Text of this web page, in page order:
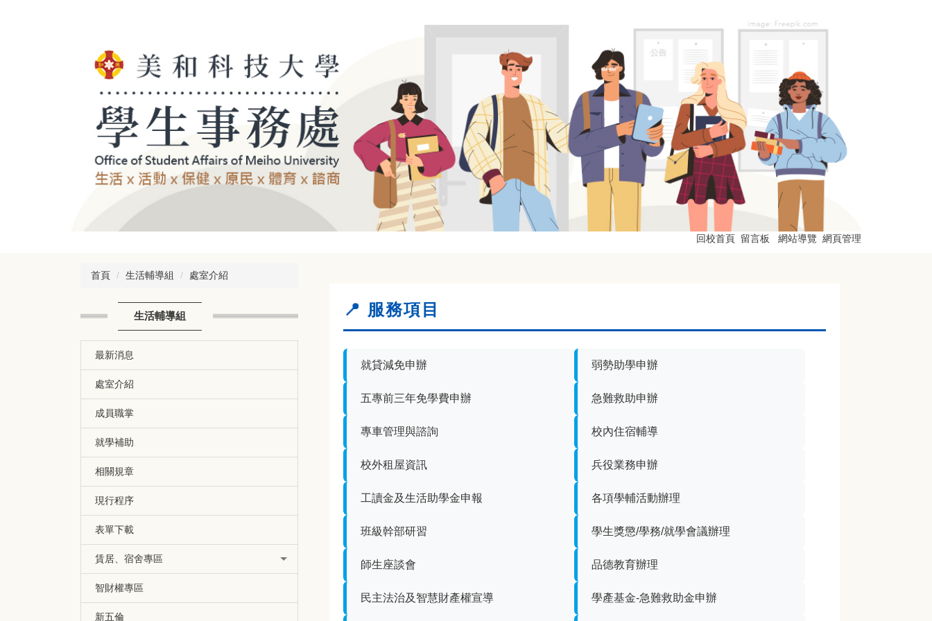
回校首頁 留言板 網站導覽 網頁管理
首頁 生活輔導組 處室介紹
生活輔導組
最新消息
處室介紹
成員職掌
就學補助
相關規章
現行程序
表單下載
賃居、宿舍專區
智財權專區
新五倫
📍 服務項目
就貸減免申辦 弱勢助學申辦
五專前三年免學費申辦 急難救助申辦
專車管理與諮詢 校內住宿輔導
校外租屋資訊 兵役業務申辦
工讀金及生活助學金申報 各項學輔活動辦理
班級幹部研習 學生獎懲/學務/就學會議辦理
師生座談會 品德教育辦理
民主法治及智慧財產權宣導 學產基金-急難救助金申辦